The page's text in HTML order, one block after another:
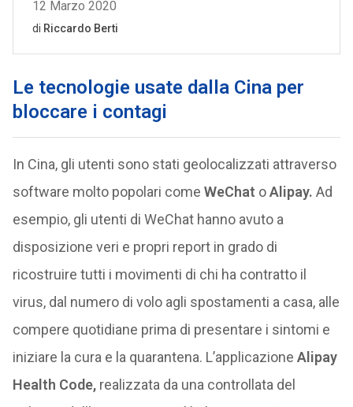
Le tecnologie usate dalla Cina per
bloccare i contagi
In Cina, gli utenti sono stati geolocalizzati attraverso
software molto popolari come WeChat oAlipay. Ad
esempio, gli utenti di WeChat hanno avuto a
disposizione veri e propri report in grado di
ricostruire tutti i movimenti di chi ha contratto il
virus, dal numero di volo agli spostamenti a casa, alle
compere quotidiane prima di presentare i sintomi e
iniziare la cura e la quarantena. L’applicazione Alipay
Health Code,realizzata da una controllata del